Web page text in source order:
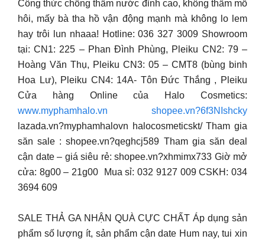
Công thức chống thấm nước đỉnh cao, không thấm mồ
hôi, mấy bà tha hồ vận động mạnh mà không lo lem
hay trôi lun nhaaa! Hotline: ‎036 327 3009 Showroom
tại: CN1: 225 – Phan Đình Phùng, Pleiku CN2: 79 –
Hoàng Văn Thụ, Pleiku CN3: 05 – CMT8 (bùng binh
Hoa Lư), Pleiku CN4: 14A- Tôn Đức Thắng , Pleiku
Cửa hàng Online của Halo Cosmetics:
www.myphamhalo.vn
shopee.vn?6f3NIshcky
lazada.vn?myphamhalovn halocosmeticskt/ Tham gia
săn sale : shopee.vn?qeghcj589 Tham gia săn deal
cận date – giá siêu rẻ: shopee.vn?xhmimx733 Giờ mở
cửa: 8g00 – 21g00 ‎ Mua sỉ: 032 9127 009 CSKH: 034
3694 609
SALE THẢ GA NHẬN QUÀ CỰC CHẤT Áp dụng sản
phẩm số lượng ít, sản phẩm cận date Hum nay, tui xin